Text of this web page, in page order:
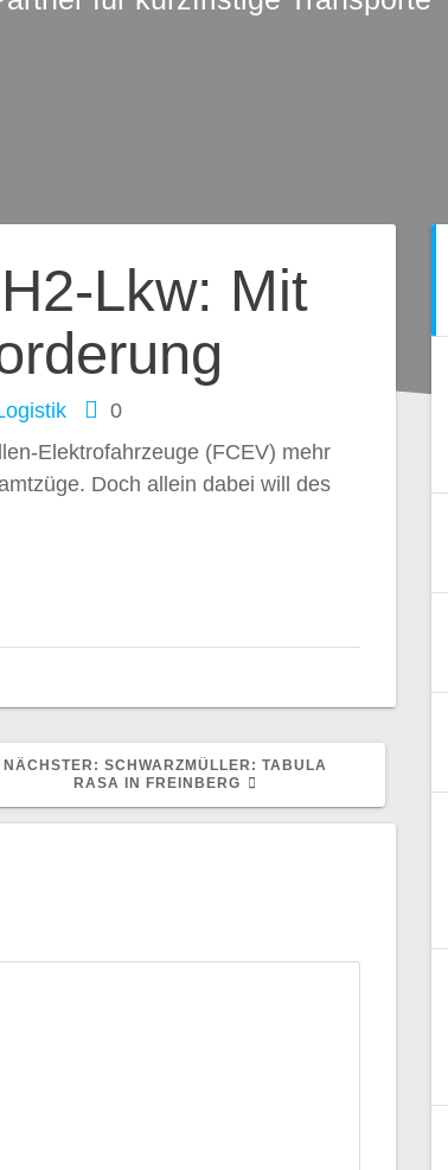
Lkw: Mit
0
Elektrofahrzeuge (FCEV) mehr
Doch allein dabei will des
NÄCHSTER: NÄCHSTER
BEITRAG:
SCHWARZMÜLLER: TABULA
RASA IN FREINBERG